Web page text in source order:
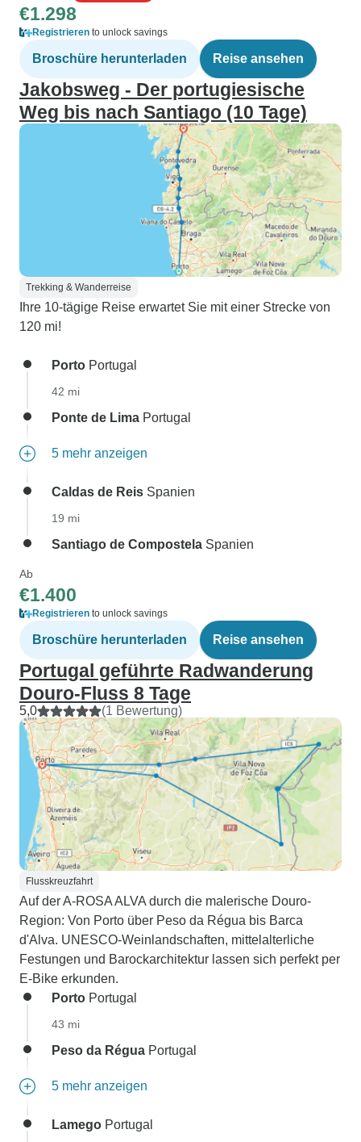
€1.298
Registrieren to unlock savings
Broschüre herunterladen Reise ansehen
Jakobsweg - Der portugiesische
Weg bis nach Santiago (10 Tage)
Trekking & Wanderreise
Ihre 10-tägige Reise erwartet Sie mit einer Strecke von
120 mi!
Porto Portugal
42 mi
Ponte de Lima Portugal
5 mehr anzeigen
Caldas de Reis Spanien
19 mi
Santiago de Compostela Spanien
Ab
€1.400
Registrieren to unlock savings
Broschüre herunterladen Reise ansehen
Portugal geführte Radwanderung
Douro-Fluss 8 Tage
5,0 (1 Bewertung)
Flusskreuzfahrt
Auf der A-ROSA ALVA durch die malerische Douro-
Region: Von Porto über Peso da Régua bis Barca
d'Alva. UNESCO-Weinlandschaften, mittelalterliche
Festungen und Barockarchitektur lassen sich perfekt per
E-Bike erkunden.
Porto Portugal
43 mi
Peso da Régua Portugal
5 mehr anzeigen
Lamego Portugal